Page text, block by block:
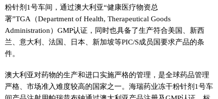
粉针剂1号车间，通过澳大利亚“健康医疗物资总
署”TGA（Department of Health, Therapeutical Goods
Administration）GMP认证，同时也具备了生产符合美国、新西
兰、意大利、法国、日本、新加坡等PIC/S成员国要求产品的条
件。
澳大利亚对药物的生产和进口实施严格的管理，是全球药品管理
严格、市场准入难度较高的国家之一。海瑞药业冻干粉针剂1号车